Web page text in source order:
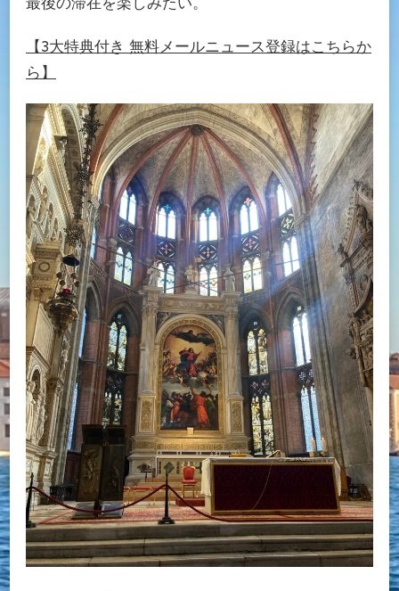
【3大特典付き 無料メールニュース登録はこちらか
ら】